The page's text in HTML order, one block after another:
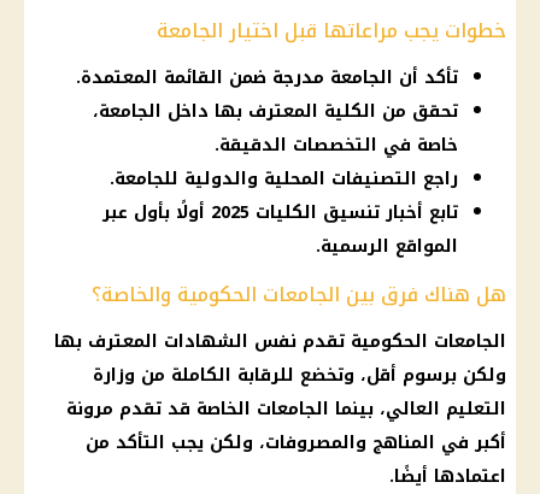
خطوات يجب مراعاتها قبل اختيار الجامعة
تأكد أن الجامعة مدرجة ضمن القائمة المعتمدة.
تحقق من الكلية المعترف بها داخل الجامعة،
خاصة في التخصصات الدقيقة.
راجع التصنيفات المحلية والدولية للجامعة.
تابع أخبار تنسيق الكليات 2025 أولًا بأول عبر
المواقع الرسمية.
هل هناك فرق بين الجامعات الحكومية والخاصة؟
الجامعات الحكومية تقدم نفس الشهادات المعترف بها
ولكن برسوم أقل، وتخضع للرقابة الكاملة من وزارة
التعليم العالي، بينما الجامعات الخاصة قد تقدم مرونة
أكبر في المناهج والمصروفات، ولكن يجب التأكد من
اعتمادها أيضًا.